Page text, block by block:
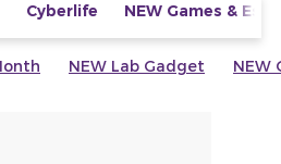
Cyberlife NEW Games &
NEW Lab Gadget NEW